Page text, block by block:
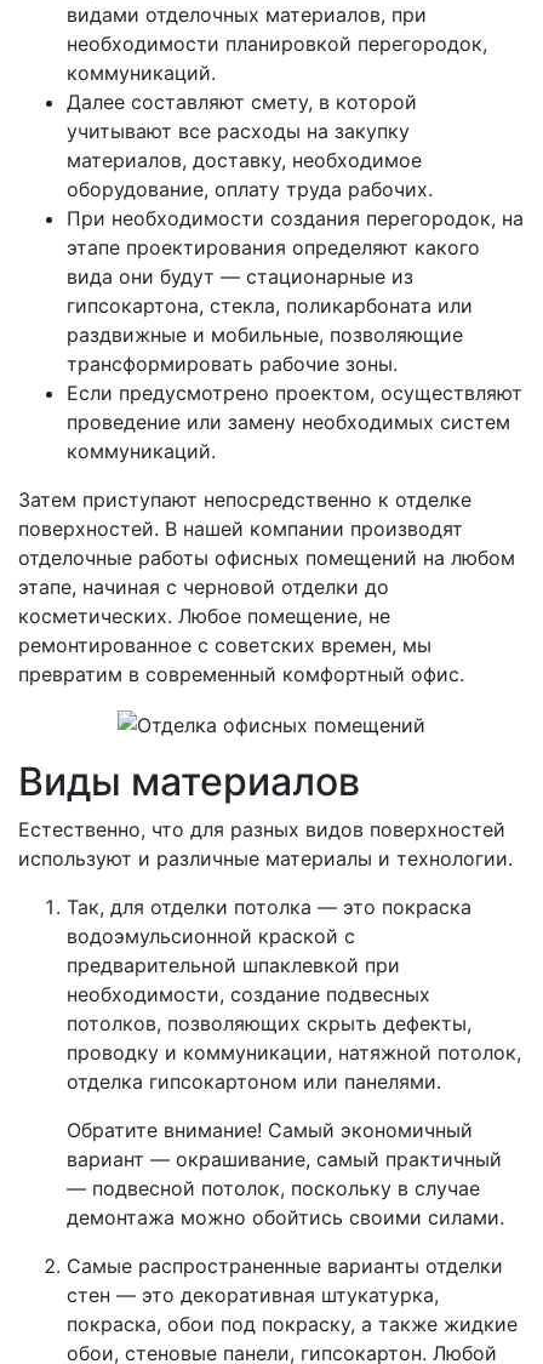
видами отделочных материалов, при
необходимости планировкой перегородок,
коммуникаций.
Далее составляют смету, в которой
учитывают все расходы на закупку
материалов, доставку, необходимое
оборудование, оплату труда рабочих.
При необходимости создания перегородок, на
этапе проектирования определяют какого
вида они будут — стационарные из
гипсокартона, стекла, поликарбоната или
раздвижные и мобильные, позволяющие
трансформировать рабочие зоны.
Если предусмотрено проектом, осуществляют
проведение или замену необходимых систем
коммуникаций.
Затем приступают непосредственно к отделке
поверхностей. В нашей компании производят
отделочные работы офисных помещений на любом
этапе, начиная с черновой отделки до
косметических. Любое помещение, не
ремонтированное с советских времен, мы
превратим в современный комфортный офис.
Виды материалов
Естественно, что для разных видов поверхностей
используют и различные материалы и технологии.
Так, для отделки потолка — это покраска
водоэмульсионной краской с
предварительной шпаклевкой при
необходимости, создание подвесных
потолков, позволяющих скрыть дефекты,
проводку и коммуникации, натяжной потолок,
отделка гипсокартоном или панелями.
Обратите внимание! Самый экономичный
вариант — окрашивание, самый практичный
— подвесной потолок, поскольку в случае
демонтажа можно обойтись своими силами.
Самые распространенные варианты отделки
стен — это декоративная штукатурка,
покраска, обои под покраску, а также жидкие
обои, стеновые панели, гипсокартон. Любой